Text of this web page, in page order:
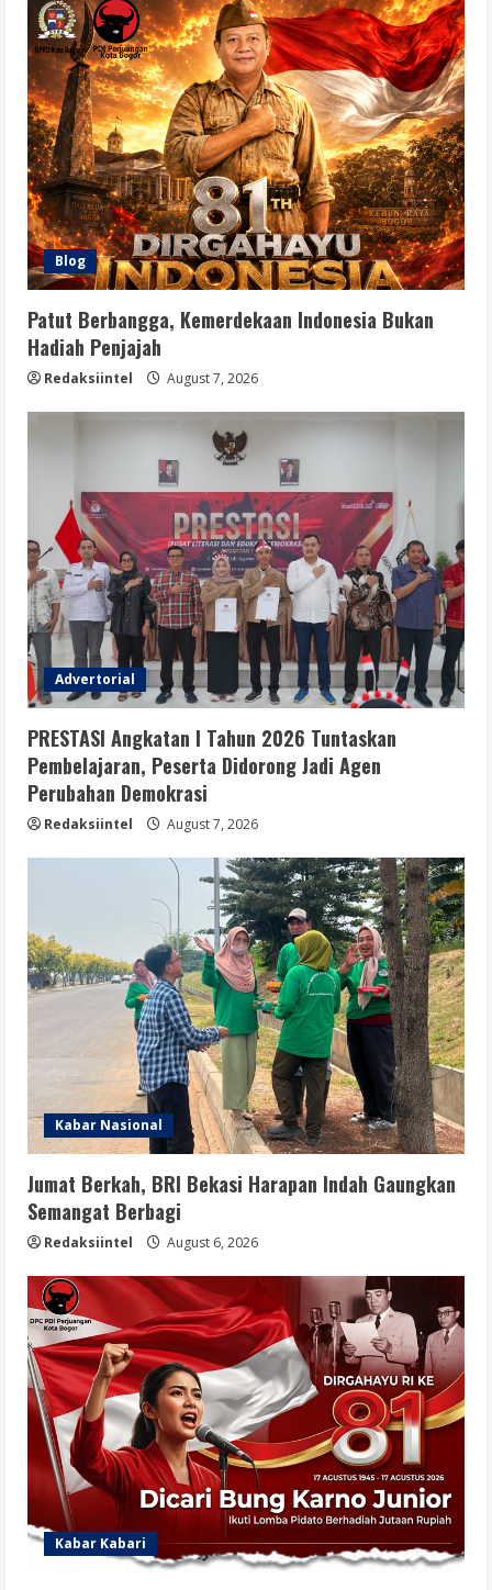
Blog
Patut Berbangga, Kemerdekaan Indonesia Bukan
Hadiah Penjajah
Redaksiintel August 7, 2026
Advertorial
PRESTASI Angkatan I Tahun 2026 Tuntaskan
Pembelajaran, Peserta Didorong Jadi Agen
Perubahan Demokrasi
Redaksiintel August 7, 2026
Kabar Nasional
Jumat Berkah, BRI Bekasi Harapan Indah Gaungkan
Semangat Berbagi
Redaksiintel August 6, 2026
Kabar Kabari